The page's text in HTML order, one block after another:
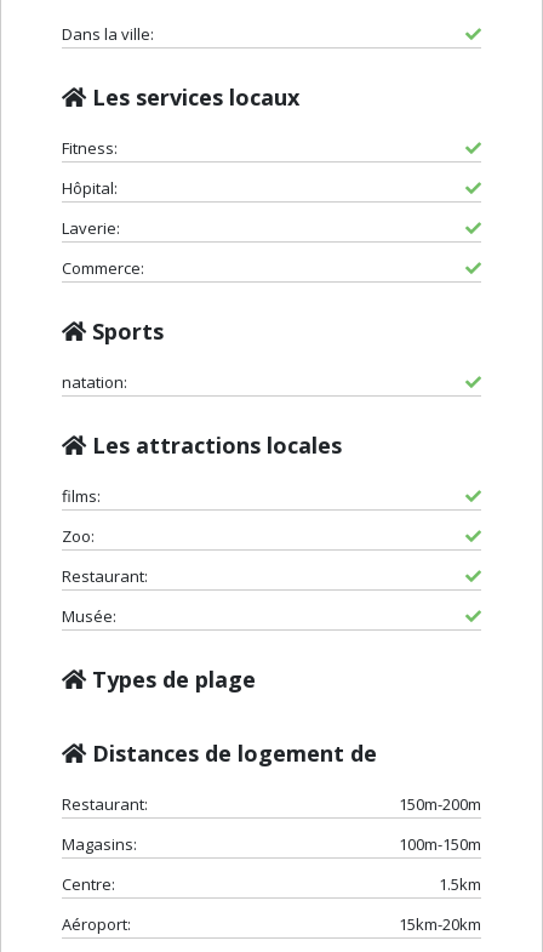
Dans la ville:
Les services locaux
Fitness:
Hôpital:
Laverie:
Commerce:
Sports
natation:
Les attractions locales
films:
Zoo:
Restaurant:
Musée:
Types de plage
Distances de logement de
Restaurant:
150m-200m
Magasins:
100m-150m
Centre:
1.5km
Aéroport:
15km-20km